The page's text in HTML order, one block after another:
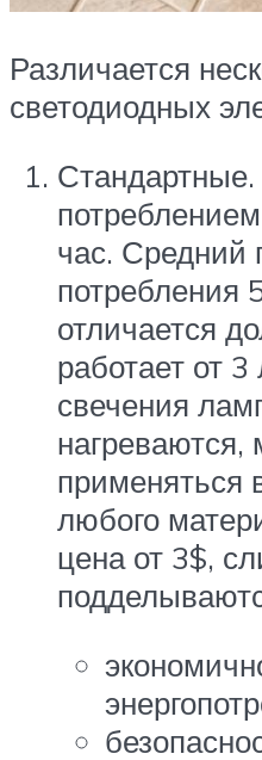
Различается
светодиодных
час. Средний
потребления
отличается
работает от
свечения
нагреваются,
применяться
любого
цена от 3$,